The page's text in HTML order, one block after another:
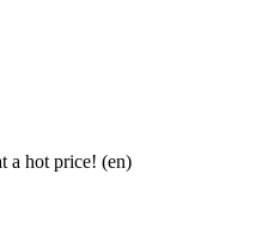
a hot price! (en)